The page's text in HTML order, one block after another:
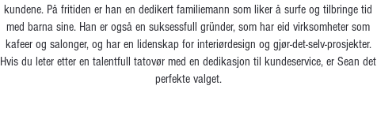
kundene. På fritiden er han en dedikert familiemann som liker å surfe og tilbringe tid
med barna sine. Han er også en suksessfull gründer, som har eid virksomheter som
kafeer og salonger, og har en lidenskap for interiørdesign og gjør-det-selv-prosjekter.
Hvis du leter etter en talentfull tatovør med en dedikasjon til kundeservice, er Sean det
perfekte valget.